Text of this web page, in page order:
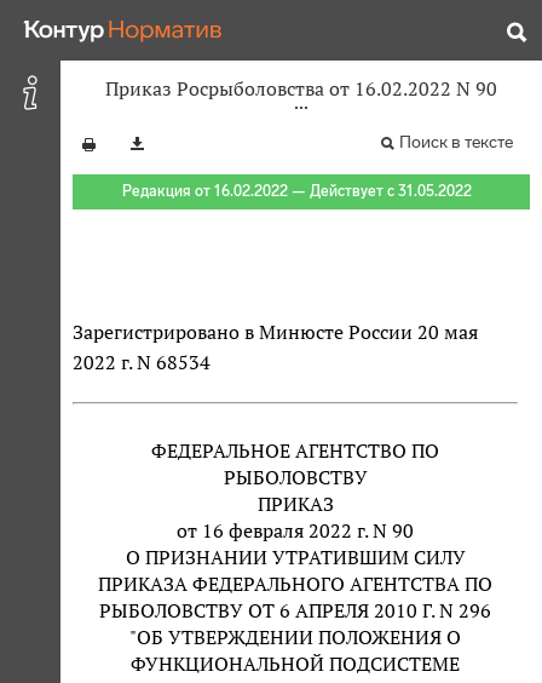
Приказ Росрыболовства от 16.02.2022 N 90
Поиск в тексте
Редакция от 16.02.2022 — Действует с 31.05.2022
Зарегистрировано в Минюсте России 20 мая
2022 г. N 68534
ФЕДЕРАЛЬНОЕ АГЕНТСТВО ПО
РЫБОЛОВСТВУ
ПРИКАЗ
от 16 февраля 2022 г. N 90
О ПРИЗНАНИИ УТРАТИВШИМ СИЛУ
ПРИКАЗА ФЕДЕРАЛЬНОГО АГЕНТСТВА ПО
РЫБОЛОВСТВУ ОТ 6 АПРЕЛЯ 2010 Г. N 296
"ОБ УТВЕРЖДЕНИИ ПОЛОЖЕНИЯ О
ФУНКЦИОНАЛЬНОЙ ПОДСИСТЕМЕ